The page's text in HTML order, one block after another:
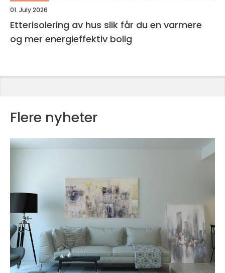
01. July 2026
Etterisolering av hus slik får du en varmere
og mer energieffektiv bolig
Flere nyheter